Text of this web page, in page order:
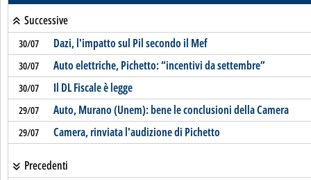
Successive
30/07 Dazi, l'impatto sul Pil secondo il Mef
30/07 Auto elettriche, Pichetto: “incentivi da settembre”
30/07 Il DL Fiscale è legge
29/07 Auto, Murano (Unem): bene le conclusioni della Camera
29/07 Camera, rinviata l'audizione di Pichetto
Precedenti